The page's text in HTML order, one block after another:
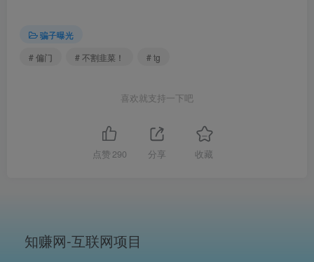
骗子曝光
# 偏门
# 不割韭菜！ # tg
喜欢就支持一下吧
点赞 290 分享 收藏
知赚网-互联网项目